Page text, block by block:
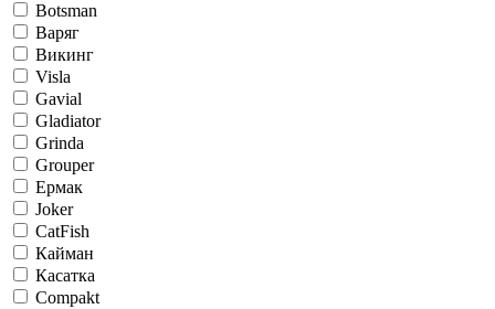
Botsman
Варяг
Викинг
Visla
Gavial
Gladiator
Grinda
Grouper
Ермак
Joker
CatFish
Кайман
Касатка
Compakt